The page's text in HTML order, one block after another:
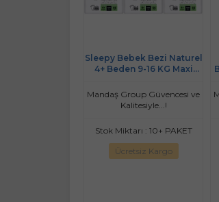
Pedo Plus Bebek Bezi 1
Beden 2-5 KG Yeni Doğan
Mandaş Group Güvencesi ve
Kalitesiyle...!
Stok Miktarı : Son 3 ADET
Ücretsiz Kargo